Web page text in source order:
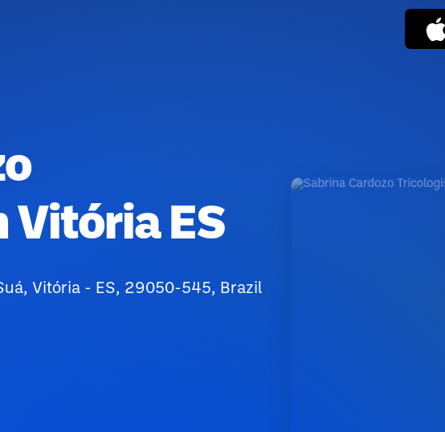
Vitória ES
Vitória - ES, 29050-545, Brazil